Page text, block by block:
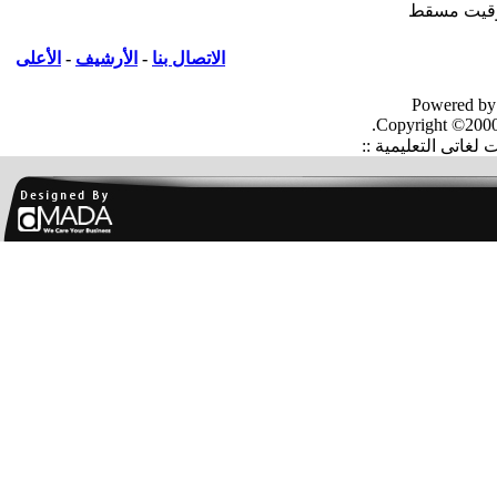
مسقط
الاتصال بنا-الأرشيف-الأعلى
Powered
Copyright
التعليمية ::